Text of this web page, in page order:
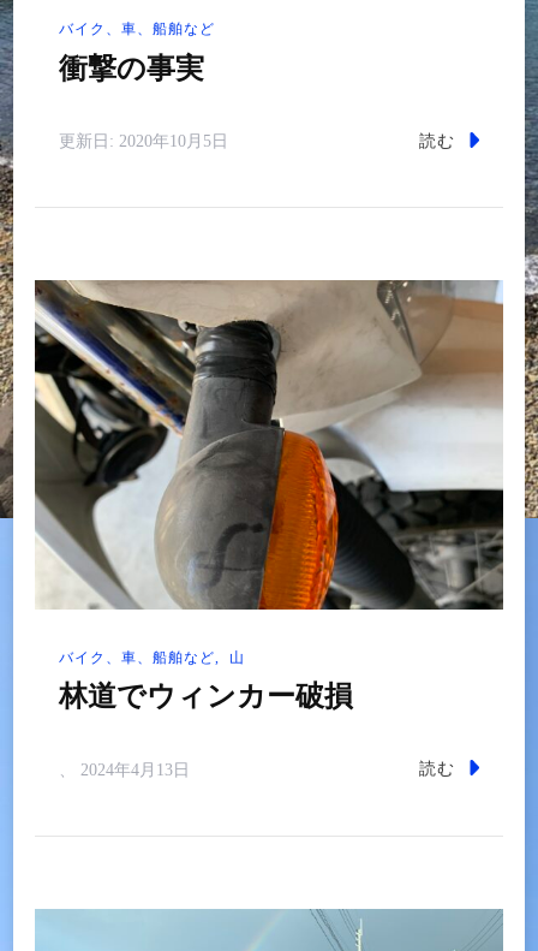
バイク、車、船舶など
衝撃の事実
更新日: 2020年10月5日 読む
バイク、車、船舶など 山
林道でウィンカー破損
2024年4月13日 読む